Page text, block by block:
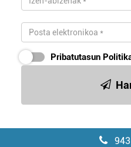
Pribatutasun